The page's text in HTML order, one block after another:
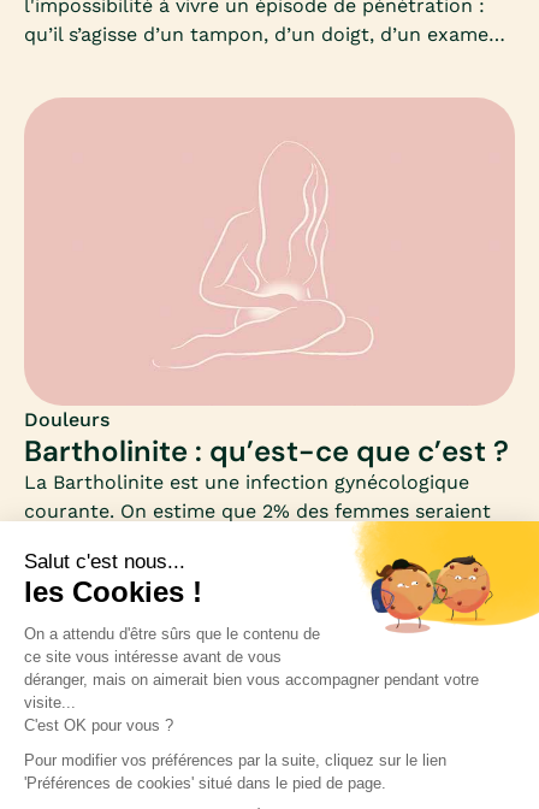
l'impossibilité à vivre un épisode de pénétration :
qu’il s’agisse d’un tampon, d’un doigt, d’un examen
vaginisme est donc d’abord un enjeu de santé. Et
bien que ce problème soit fréquent, les femmes
restent souvent dans le silence face à ce
trouble.L’enjeu réel est de pouvoir nous informer et
sensibiliser les femmes autour de ce problème,
sortir du silence, afin de leur proposer des
thérapies adaptées.En gardant toujours à l’esprit
que le vaginisme se soigne bien.
Douleurs
Bartholinite : qu’est-ce que c’est ?
La Bartholinite est une infection gynécologique
courante. On estime que 2% des femmes seraient
concernées par cette infection au cours de leur vie,
principalement entre 20 et 29 ans. Comment se
manifeste cette inflammation (d’origine infectieuse)
de la glande de Bartholin ? Comment guérir un
abcès ou un kyste de la région vulvaire ? Mia fait le
point sur les causes et les traitements de la
Bartholinite.
Inscrivez-vous à notre newsletter pour rester
informée des nouveautés médicales.